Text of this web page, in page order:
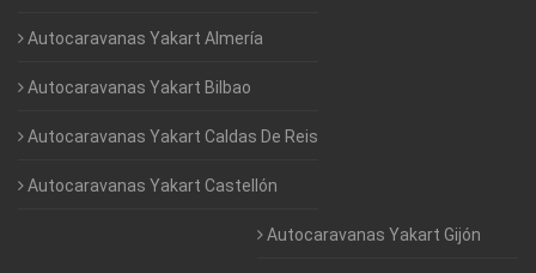
Autocaravanas Yakart Almería
Autocaravanas Yakart Bilbao
Autocaravanas Yakart Caldas De Reis
Autocaravanas Yakart Castellón
Autocaravanas Yakart Gijón